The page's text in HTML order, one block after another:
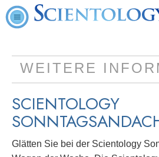
WEITERE
SCIENTOLOGY
Glätten Sie bei der Scientology